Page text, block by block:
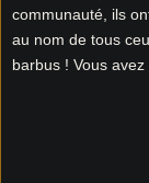
communauté, ils
au nom de tous
barbus ! Vous